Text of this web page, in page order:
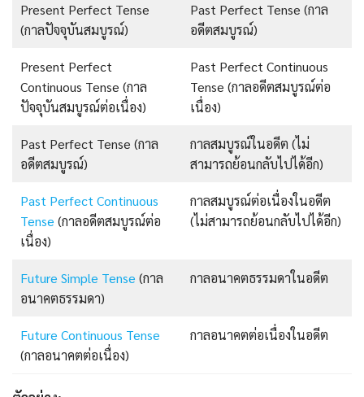
Present Perfect Tense
(กาลปัจจุบันสมบูรณ์)
Past Perfect Tense (กาล
อดีตสมบูรณ์)
Present Perfect
Continuous Tense (กาล
ปัจจุบันสมบูรณ์ต่อเนื่อง)
Past Perfect Continuous
Tense (กาลอดีตสมบูรณ์ต่อ
เนื่อง)
Past Perfect Tense (กาล
อดีตสมบูรณ์)
กาลสมบูรณ์ในอดีต (ไม่
สามารถย้อนกลับไปได้อีก)
Past Perfect Continuous
Tense (กาลอดีตสมบูรณ์ต่อ
เนื่อง)
กาลสมบูรณ์ต่อเนื่องในอดีต
(ไม่สามารถย้อนกลับไปได้อีก)
Future Simple Tense (กาล
อนาคตธรรมดา)
กาลอนาคตธรรมดาในอดีต
Future Continuous Tense
(กาลอนาคตต่อเนื่อง)
กาลอนาคตต่อเนื่องในอดีต